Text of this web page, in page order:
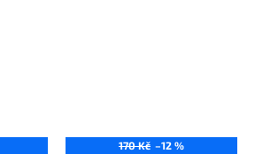
170 Kč –12 %